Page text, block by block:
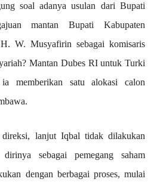
soal adanya usulan dari Bupati
mantan Bupati Kabupaten
W. Musyafirin sebagai komisaris
Mantan Dubes RI untuk Turki
memberikan satu alokasi calon
direksi, lanjut Iqbal tidak dilakukan
sebagai pemegang saham
dengan berbagai proses, mulai